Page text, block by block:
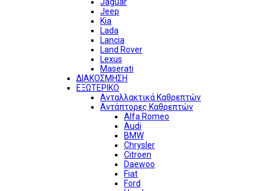
Jeep
Kia
Lada
Lancia
Land Rover
Lexus
Maserati
ΔΙΑΚΟΣΜΗΣΗ
ΕΞΩΤΕΡΙΚΟ
Ανταλλακτικά Καθρεπτών
Αντάπτορες Καθρεπτών
Alfa Romeo
Audi
BMW
Chrysler
Citroen
Daewoo
Fiat
Ford